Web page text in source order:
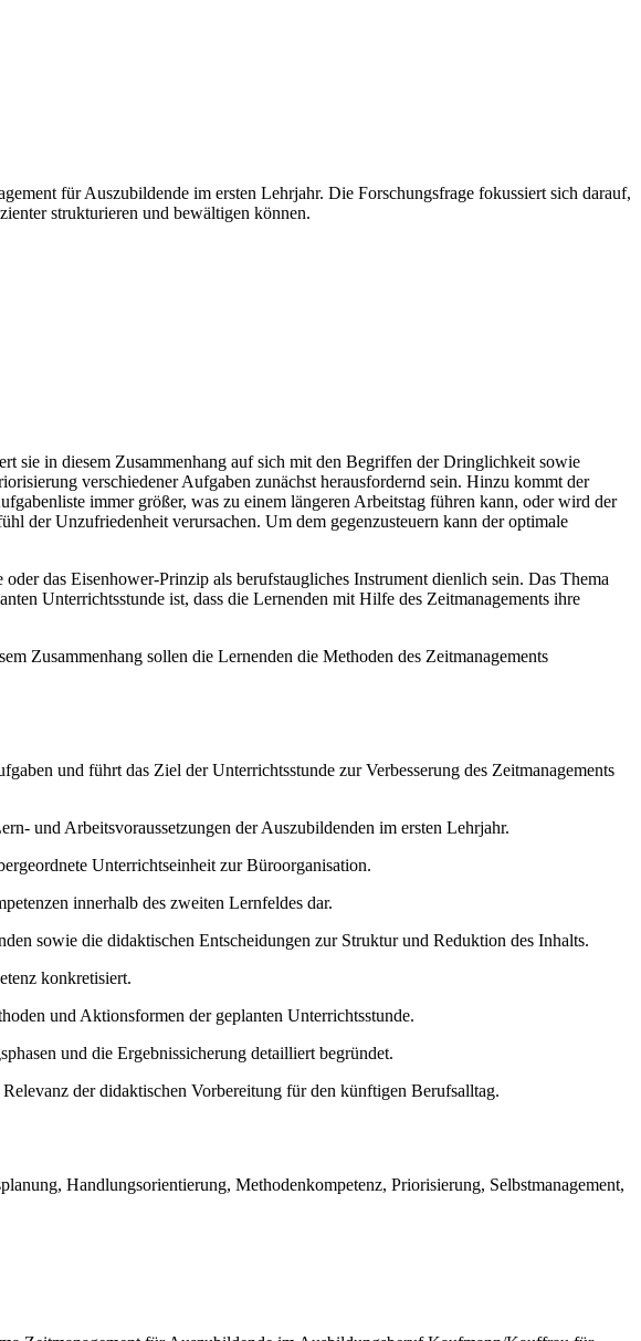
für Auszubildende im ersten Lehrjahr. Die Forschungsfrage fokussiert sich darauf,
strukturieren und bewältigen können.
sie in diesem Zusammenhang auf sich mit den Begriffen der Dringlichkeit sowie
verschiedener Aufgaben zunächst herausfordernd sein. Hinzu kommt der
immer größer, was zu einem längeren Arbeitstag führen kann, oder wird der
der Unzufriedenheit verursachen. Um dem gegenzusteuern kann der optimale
das Eisenhower-Prinzip als berufstaugliches Instrument dienlich sein. Das Thema
Unterrichtsstunde ist, dass die Lernenden mit Hilfe des Zeitmanagements ihre
Zusammenhang sollen die Lernenden die Methoden des Zeitmanagements
und führt das Ziel der Unterrichtsstunde zur Verbesserung des Zeitmanagements
und Arbeitsvoraussetzungen der Auszubildenden im ersten Lehrjahr.
Unterrichtseinheit zur Büroorganisation.
innerhalb des zweiten Lernfeldes dar.
sowie die didaktischen Entscheidungen zur Struktur und Reduktion des Inhalts.
konkretisiert.
und Aktionsformen der geplanten Unterrichtsstunde.
und die Ergebnissicherung detailliert begründet.
der didaktischen Vorbereitung für den künftigen Berufsalltag.
Handlungsorientierung, Methodenkompetenz, Priorisierung, Selbstmanagement,